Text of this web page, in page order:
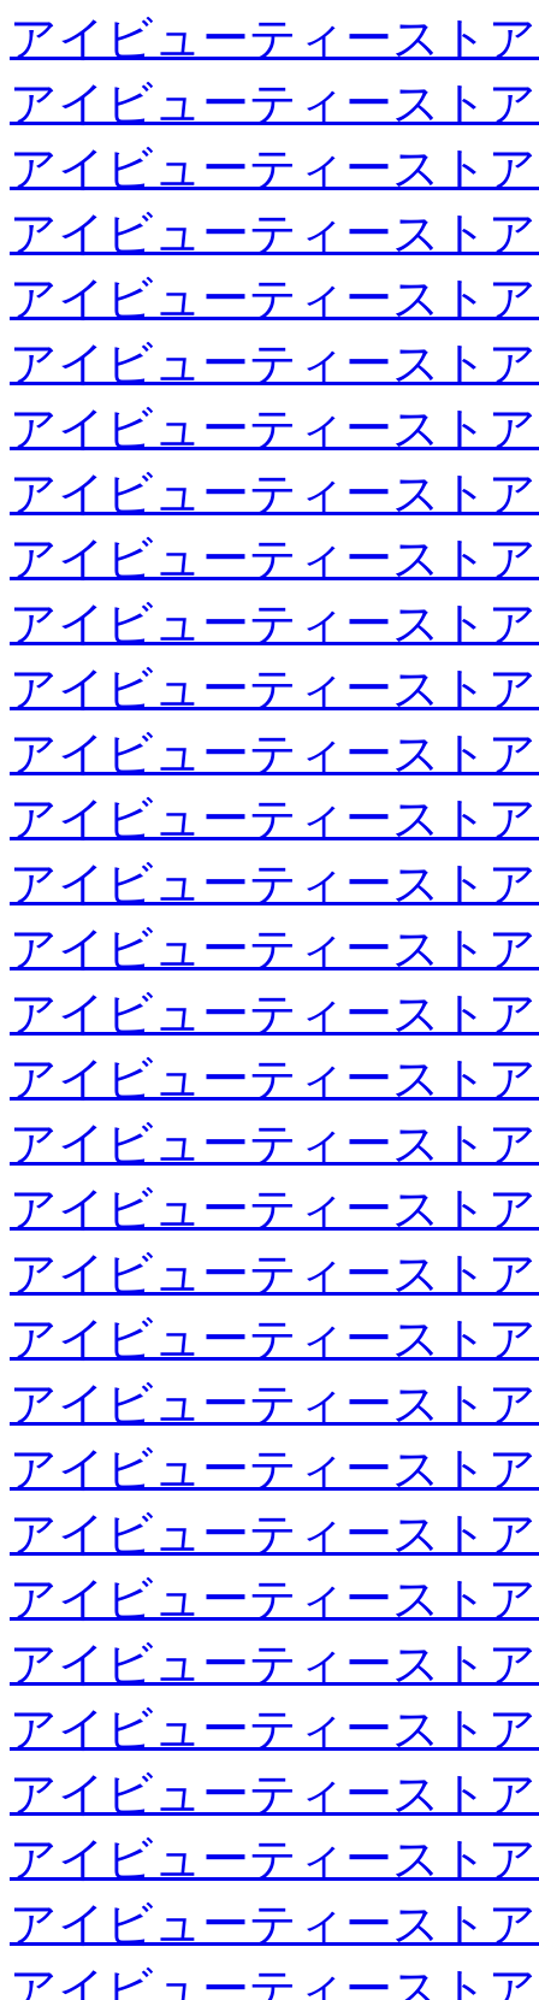
アイビューティースト
アイビューティースト
アイビューティースト
アイビューティースト
アイビューティースト
アイビューティースト
アイビューティースト
アイビューティースト
アイビューティースト
アイビューティースト
アイビューティースト
アイビューティースト
アイビューティースト
アイビューティースト
アイビューティースト
アイビューティースト
アイビューティースト
アイビューティースト
アイビューティースト
アイビューティースト
アイビューティースト
アイビューティースト
アイビューティースト
アイビューティースト
アイビューティースト
アイビューティースト
アイビューティースト
アイビューティースト
アイビューティースト
アイビューティースト
アイビューティースト